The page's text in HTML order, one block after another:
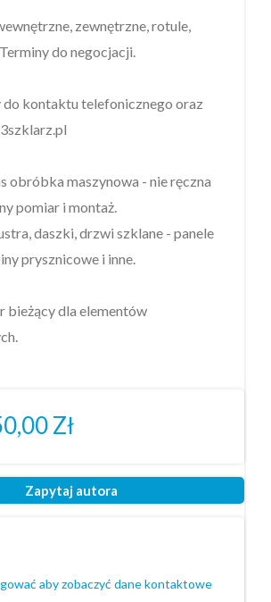
zewnętrzne, rotule,
do negocjacji.
do kontaktu telefonicznego oraz
obróbka maszynowa - nie ręczna
pomiar i montaż.
daszki, drzwi szklane - panele
prysznicowe i inne.
bieżący dla elementów
Zł
Zapytaj autora
aby zobaczyć dane kontaktowe